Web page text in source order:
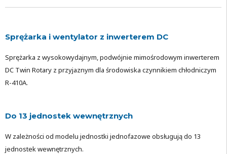
Sprężarka i wentylator z inwerterem DC
Sprężarka z wysokowydajnym, podwójnie mimośrodowym inwerterem
DC Twin Rotary z przyjaznym dla środowiska czynnikiem chłodniczym
R-410A.
Do 13 jednostek wewnętrznych
W zależności od modelu jednostki jednofazowe obsługują do 13
jednostek wewnętrznych.